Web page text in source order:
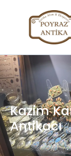
Kazim
Antikacı